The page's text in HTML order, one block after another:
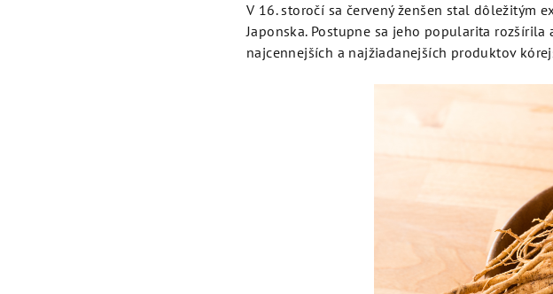
V 16. storočí sa červený ženšen stal dôležitým
Japonska. Postupne sa jeho popularita rozšírila
najcennejších a najžiadanejších produktov